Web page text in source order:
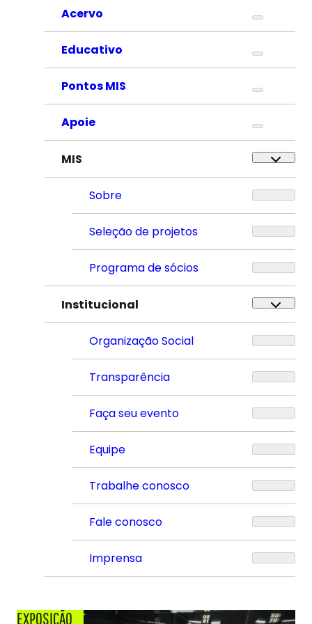
Acervo
Educativo
Pontos MIS
Apoie
MIS
Sobre
Seleção de projetos
Programa de sócios
Institucional
Organização Social
Transparência
Faça seu evento
Equipe
Trabalhe conosco
Fale conosco
Imprensa
EXPOSIÇÃO